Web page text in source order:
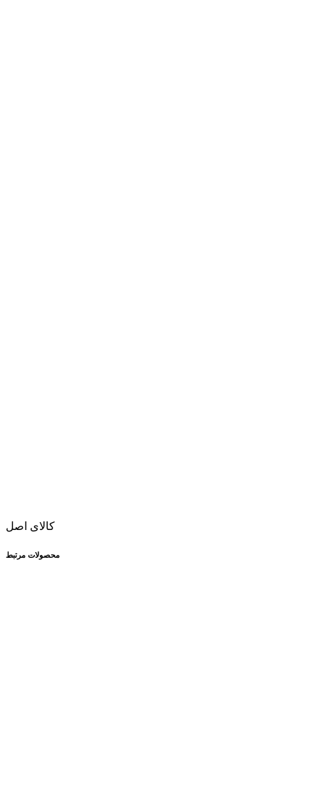
کالای اصل
محصولات مرتبط